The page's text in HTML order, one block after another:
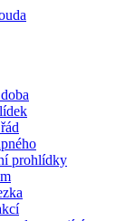
prohlídky